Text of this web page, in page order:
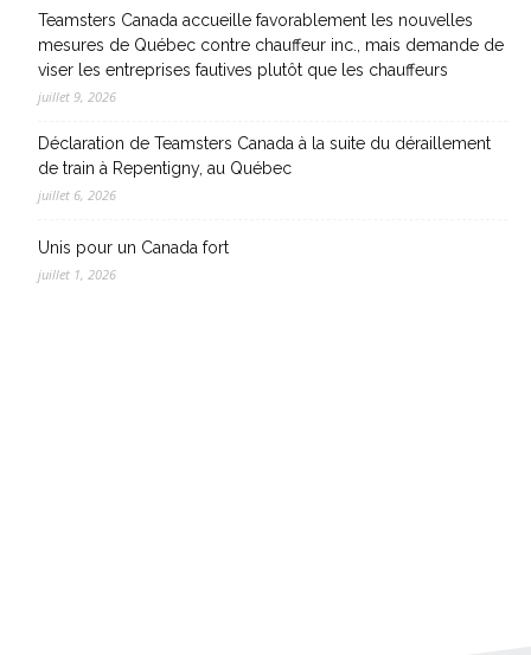
Teamsters Canada accueille favorablement les nouvelles
mesures de Québec contre chauffeur inc., mais demande de
viser les entreprises fautives plutôt que les chauffeurs
juillet 9, 2026
Déclaration de Teamsters Canada à la suite du déraillement
de train à Repentigny, au Québec
juillet 6, 2026
Unis pour un Canada fort
juillet 1, 2026